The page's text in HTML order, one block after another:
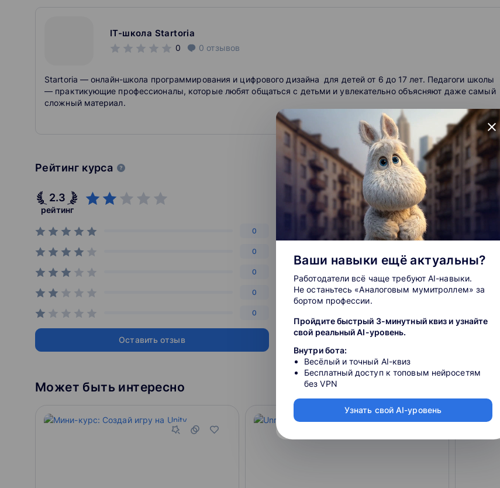
IT-школа Startoria
0 0 отзывов
Startoria — онлайн-школа программирования и цифрового дизайна для детей от 6 до 17 лет. Педагоги школы
— практикующие профессионалы, которые любят общаться с детьми и увлекательно объясняют даже самый
сложный материал.
Рейтинг курса
2.3
рейтинг
0
0
0
0
0
Оставить отзыв
Может быть интересно
close
Ваши навыки ещё актуальны?
Работодатели всё чаще требуют AI-навыки.
Не останьтесь «Аналоговым мумитроллем» за
бортом профессии.
Пройдите быстрый 3-минутный квиз и узнайте
свой реальный AI-уровень.
Внутри бота:
Весёлый и точный AI-квиз
Бесплатный доступ к топовым нейросетям
без VPN
Узнать свой AI-уровень